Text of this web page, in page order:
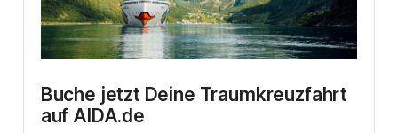
Buche jetzt Deine Traumkreuzfahrt
auf AIDA.de